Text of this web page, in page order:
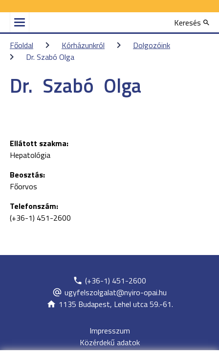
Keresés
Főoldal
Kórházunkról
Dolgozóink
Dr. Szabó Olga
Dr. Szabó Olga
Ellátott szakma:
Hepatológia
Beosztás:
Főorvos
Telefonszám:
(+36-1) 451-2600
(+36-1) 451-2600
ugyfelszolgalat@nyiro-opai.hu
1135 Budapest, Lehel utca 59.-61.
Impresszum
Közérdekű adatok
Adatvédelem